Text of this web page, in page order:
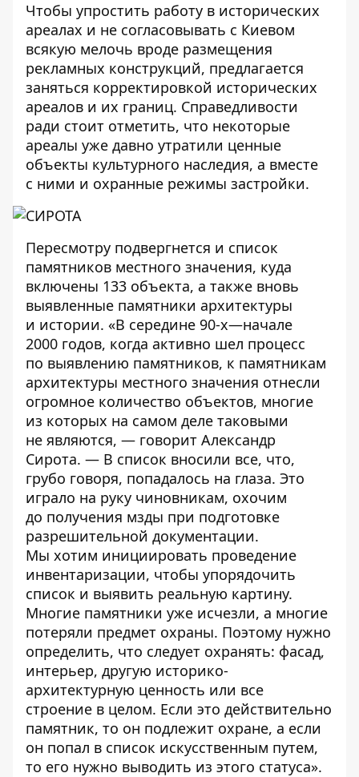
Чтобы упростить работу в исторических
ареалах и не согласовывать с Киевом
всякую мелочь вроде размещения
рекламных конструкций, предлагается
заняться корректировкой исторических
ареалов и их границ. Справедливости
ради стоит отметить, что некоторые
ареалы уже давно утратили ценные
объекты культурного наследия, а вместе
с ними и охранные режимы застройки.
Пересмотру подвергнется и список
памятников местного значения, куда
включены 133 объекта, а также вновь
выявленные памятники архитектуры
и истории. «В середине 90-х—начале
2000 годов, когда активно шел процесс
по выявлению памятников, к памятникам
архитектуры местного значения отнесли
огромное количество объектов, многие
из которых на самом деле таковыми
не являются, — говорит Александр
Сирота. — В список вносили все, что,
грубо говоря, попадалось на глаза. Это
играло на руку чиновникам, охочим
до получения мзды при подготовке
разрешительной документации.
Мы хотим инициировать проведение
инвентаризации, чтобы упорядочить
список и выявить реальную картину.
Многие памятники уже исчезли, а многие
потеряли предмет охраны. Поэтому нужно
определить, что следует охранять: фасад,
интерьер, другую историко-
архитектурную ценность или все
строение в целом. Если это действительно
памятник, то он подлежит охране, а если
он попал в список искусственным путем,
то его нужно выводить из этого статуса».